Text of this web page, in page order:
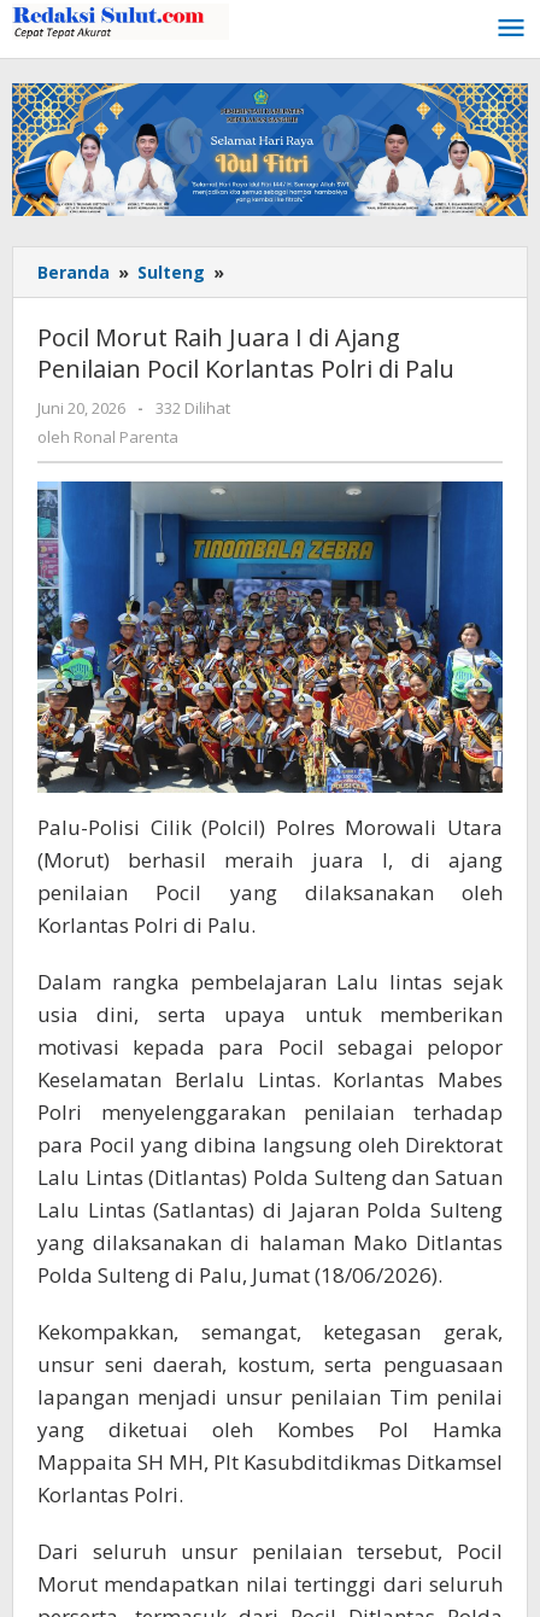
Lewati
ke
konten
Beranda » Sulteng »
Morut
Juara
I
Korlantas
Polri
di
Palu
Pocil Morut Raih Juara I di Ajang
Penilaian Pocil Korlantas Polri di Palu
Juni 20, 2026
oleh
Ronal
-
332 Dilihat
oleh Ronal Parenta
Palu-Polisi Cilik (Polcil) Polres Morowali Utara
(Morut) berhasil meraih juara I, di ajang
penilaian Pocil yang dilaksanakan oleh
Korlantas Polri di Palu.
Dalam rangka pembelajaran Lalu lintas sejak
usia dini, serta upaya untuk memberikan
motivasi kepada para Pocil sebagai pelopor
Keselamatan Berlalu Lintas. Korlantas Mabes
Polri menyelenggarakan penilaian terhadap
para Pocil yang dibina langsung oleh Direktorat
Lalu Lintas (Ditlantas) Polda Sulteng dan Satuan
Lalu Lintas (Satlantas) di Jajaran Polda Sulteng
yang dilaksanakan di halaman Mako Ditlantas
Polda Sulteng di Palu, Jumat (18/06/2026).
Kekompakkan, semangat, ketegasan gerak,
unsur seni daerah, kostum, serta penguasaan
lapangan menjadi unsur penilaian Tim penilai
yang diketuai oleh Kombes Pol Hamka
Mappaita SH MH, Plt Kasubditdikmas Ditkamsel
Korlantas Polri.
Dari seluruh unsur penilaian tersebut, Pocil
Morut mendapatkan nilai tertinggi dari seluruh